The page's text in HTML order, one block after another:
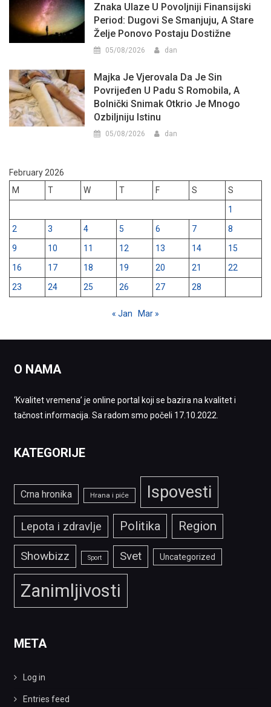
Znaka Ulaze U Povoljniji Finansijski
Period: Dugovi Se Smanjuju, A Stare
Želje Ponovo Postaju Dostižne
05/08/2026 dan
Majka Je Vjerovala Da Je Sin
Povrijeđen U Padu S Romobila, A
Bolnički Snimak Otkrio Je Mnogo
Ozbiljniju Istinu
05/08/2026 dan
February 2026
M
T W T F S
S
1
2
3 4 5 6 7
8
9
10 11 12 13 14
15
16
17 18 19 20 21
22
23
24 25 26 27 28
« Jan Mar »
O NAMA
‘Kvalitet vremena’ je online portal koji se bazira na kvalitet i
tačnost informacija. Sa radom smo počeli 17.10.2022.
KATEGORIJE
Crna hronika Hrana i piće Ispovesti
Lepota i zdravlje Politika Region
Showbizz Sport Svet Uncategorized
Zanimljivosti
META
Log in
Entries feed